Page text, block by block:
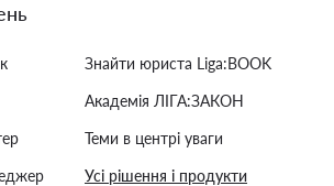
Знайти юриста Liga:BOOK
Академія ЛІГА:ЗАКОН
Теми в центрі уваги
Усі рішення і продукти